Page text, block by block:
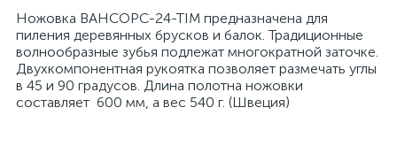
Ножовка BAHCOPC-24-TIM предназначена для
пиления деревянных брусков и балок. Традиционные
волнообразные зубья подлежат многократной заточке.
Двухкомпонентная рукоятка позволяет размечать углы
в 45 и 90 градусов. Длина полотна ножовки
составляет 600 мм, а вес 540 г. (Швеция)